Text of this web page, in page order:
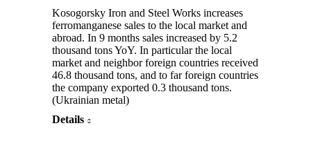
Kosogorsky Iron and Steel Works increases
ferromanganese sales to the local market and
abroad. In 9 months sales increased by 5.2
thousand tons YoY. In particular the local
market and neighbor foreign countries received
46.8 thousand tons, and to far foreign countries
the company exported 0.3 thousand tons.
(Ukrainian metal)
Details